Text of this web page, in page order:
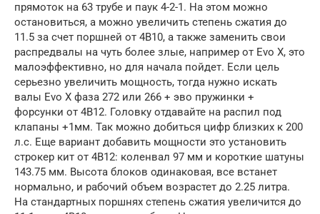
прямоток на 63 трубе и паук 4-2-1. На этом можно
остановиться, а можно увеличить степень сжатия до
11.5 за счет поршней от 4B10, а также заменить свои
распредвалы на чуть более злые, например от Evo X, это
малоэффективно, но для начала пойдет. Если цель
серьезно увеличить мощность, тогда нужно искать
валы Evo X фаза 272 или 266 + эво пружинки +
форсунки от 4B12. Головку отдавайте на распил под
клапаны +1мм. Так можно добиться цифр близких к 200
л.с. Еще вариант добавить мощности это установить
строкер кит от 4В12: коленвал 97 мм и короткие шатуны
143.75 мм. Высота блоков одинаковая, все встанет
нормально, и рабочий объем возрастет до 2.25 литра.
На стандартных поршнях степень сжатия увеличится до